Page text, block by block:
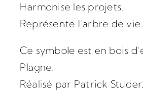
Harmonise les projets.
Représente l’arbre de vie.
Ce symbole est en bois
Plagne.
Réalisé par Patrick Studer.